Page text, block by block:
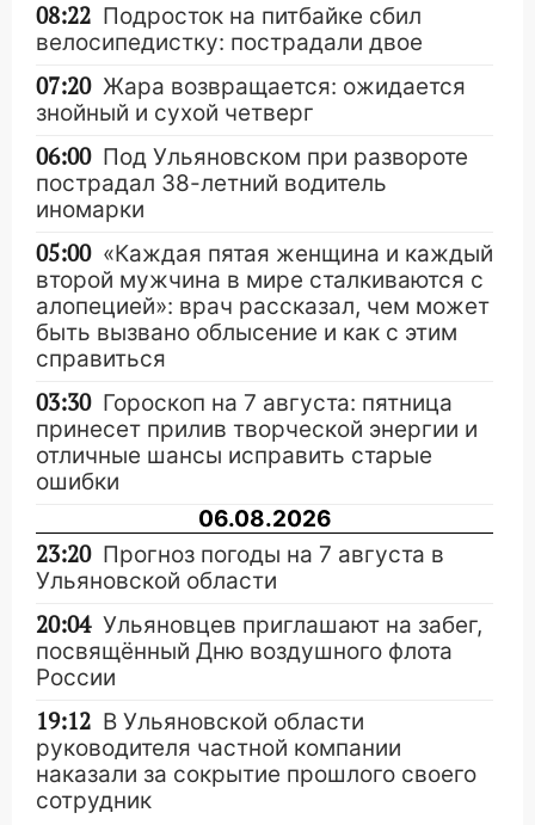
08:22 Подросток на питбайке сбил
велосипедистку: пострадали двое
07:20 Жара возвращается: ожидается
знойный и сухой четверг
06:00 Под Ульяновском при развороте
пострадал 38-летний водитель
иномарки
05:00 «Каждая пятая женщина и каждый
второй мужчина в мире сталкиваются с
алопецией»: врач рассказал, чем может
быть вызвано облысение и как с этим
справиться
03:30 Гороскоп на 7 августа: пятница
принесет прилив творческой энергии и
отличные шансы исправить старые
ошибки
06.08.2026
23:20 Прогноз погоды на 7 августа в
Ульяновской области
20:04 Ульяновцев приглашают на забег,
посвящённый Дню воздушного флота
России
19:12 В Ульяновской области
руководителя частной компании
наказали за сокрытие прошлого своего
сотрудник